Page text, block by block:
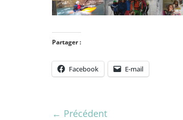
Partager :
Facebook E-mail
← Précédent